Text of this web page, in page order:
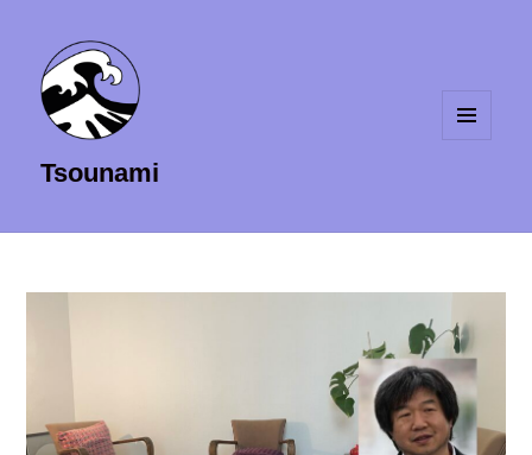
Tsounami